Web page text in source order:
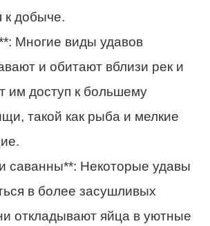
к добыче.
Многие виды удавов
и обитают вблизи рек и
им доступ к большему
такой как рыба и мелкие
саванны**: Некоторые удавы
в более засушливых
откладывают яйца в уютные